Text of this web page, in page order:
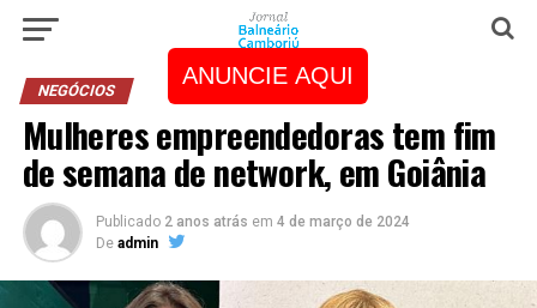
ANUNCIE AQUI
NEGÓCIOS
Mulheres empreendedoras tem fim
de semana de network, em Goiânia
Publicado 2 anos atrás em 4 de março de 2024
De admin